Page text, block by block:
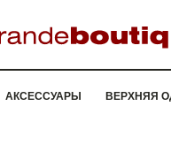
АКСЕССУАРЫ ВЕРХНЯЯ